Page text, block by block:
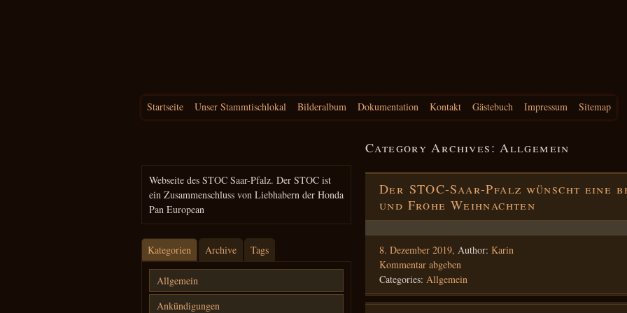
Startseite Unser Stammtischlokal Bilderalbum Dokumentation Kontakt Gästebuch Impressum Sitemap
Category Archives: Allgemein
Der STOC-Saar-Pfalz wünscht eine
und Frohe Weihnachten
8. Dezember 2019, Author: Karin
Kommentar abgeben
Categories: Allgemein
Webseite des STOC Saar-Pfalz. Der STOC ist
ein Zusammenschluss von Liebhabern der Honda
Pan European
Kategorien Archive Tags
Allgemein
Ankündigungen